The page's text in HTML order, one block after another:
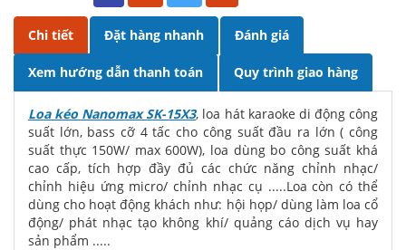
Chi tiết Đặt hàng nhanh Đánh giá
Xem hướng dẫn thanh toán Quy trình giao hàng
Loa kéo Nanomax SK-15X3, loa hát karaoke di động công
suất lớn, bass cỡ 4 tấc cho công suất đầu ra lớn ( công
suất thực 150W/ max 600W), loa dùng bo công suất khá
cao cấp, tích hợp đầy đủ các chức năng chỉnh nhạc/
chỉnh hiệu ứng micro/ chỉnh nhạc cụ .....Loa còn có thể
dùng cho hoạt động khách như: hội họp/ dùng làm loa cổ
động/ phát nhạc tạo không khí/ quảng cáo dịch vụ hay
sản phẩm .....